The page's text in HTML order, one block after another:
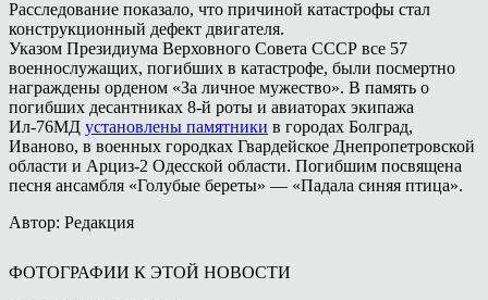
Расследование показало, что причиной катастрофы стал
конструкционный дефект двигателя.
Указом Президиума Верховного Совета СССР все 57
военнослужащих, погибших в катастрофе, были посмертно
награждены орденом «За личное мужество». В память о
погибших десантниках 8-й роты и авиаторах экипажа
Ил-76МД установлены памятники в городах Болград,
Иваново, в военных городках Гвардейское Днепропетровской
области и Арциз-2 Одесской области. Погибшим посвящена
песня ансамбля «Голубые береты» — «Падала синяя птица».
Автор: Редакция
ФОТОГРАФИИ К ЭТОЙ НОВОСТИ